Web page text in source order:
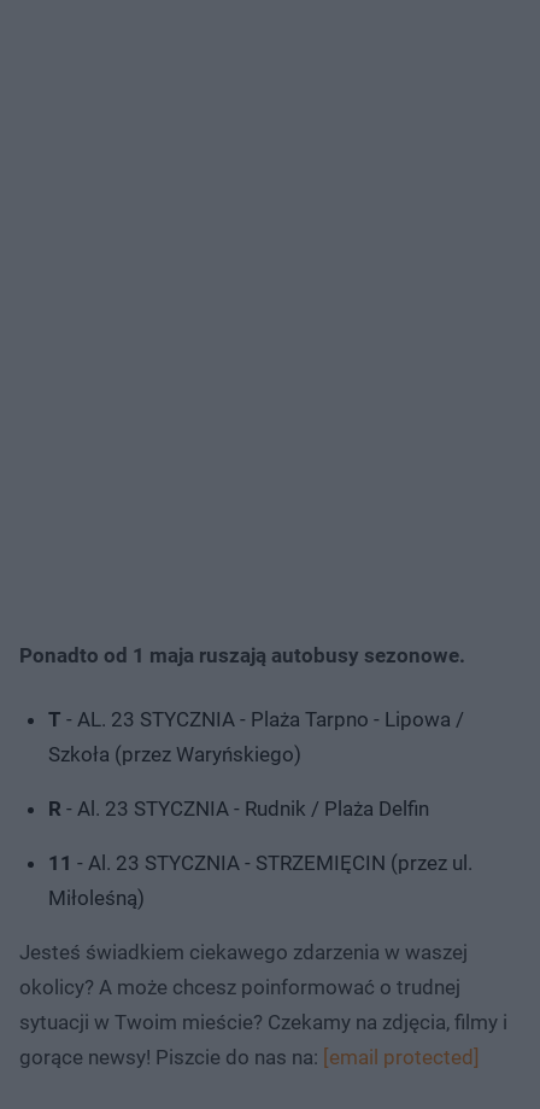
Ponadto od 1 maja ruszają autobusy sezonowe.
T - AL. 23 STYCZNIA - Plaża Tarpno - Lipowa /
Szkoła (przez Waryńskiego)
R - Al. 23 STYCZNIA - Rudnik / Plaża Delfin
11 - Al. 23 STYCZNIA - STRZEMIĘCIN (przez ul.
Miłoleśną)
Jesteś świadkiem ciekawego zdarzenia w waszej
okolicy? A może chcesz poinformować o trudnej
sytuacji w Twoim mieście? Czekamy na zdjęcia, filmy i
gorące newsy! Piszcie do nas na: [email protected]